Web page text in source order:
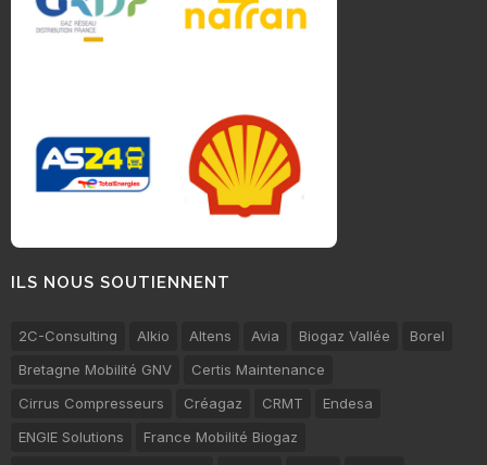
ILS NOUS SOUTIENNENT
2C-Consulting Alkio Altens Avia Biogaz Vallée
Borel
Bretagne Mobilité GNV
Certis Maintenance
Cirrus Compresseurs
Créagaz CRMT
Endesa
ENGIE Solutions
France Mobilité Biogaz